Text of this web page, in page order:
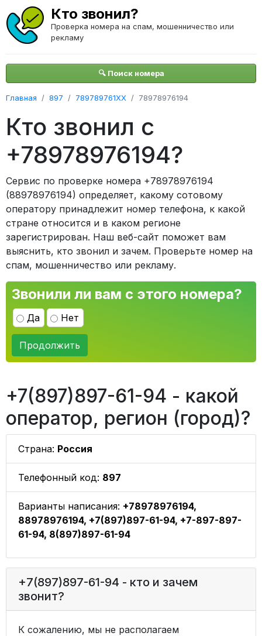
Кто звонил?
Проверка номера на спам, мошенничество или
рекламу
🔍 Поиск номера
Главная 897 789789761XX 78978976194
Кто звонил с
+78978976194?
Сервис по проверке номера +78978976194
(88978976194) определяет, какому сотовому
оператору принадлежит номер телефона, к какой
стране относится и в каком регионе
зарегистрирован. Наш веб-сайт поможет вам
выяснить, кто звонил и зачем. Проверьте номер на
спам, мошенничество или рекламу.
Звонили ли вам с этого номера?
Да Нет
Продолжить
+7(897)897-61-94 - какой
оператор, регион (город)?
Страна: Россия
Телефонный код: 897
Варианты написания: +78978976194,
88978976194, +7(897)897-61-94, +7-897-897-
61-94, 8(897)897-61-94
+7(897)897-61-94 - кто и зачем
звонит?
К сожалению, мы не располагаем